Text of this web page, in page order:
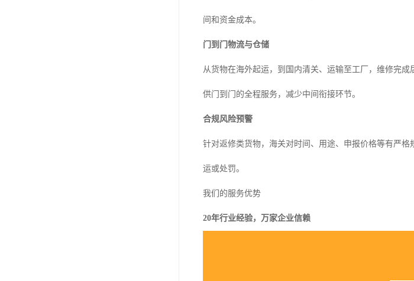
间和资金成本。
门到门物流与仓储
从货物在海外起运，到国内清关、运输至工厂，维修完
供门到门的全程服务，减少中间衔接环节。
合规风险预警
针对返修类货物，海关对时间、用途、申报价格等有严
运或处罚。
我们的服务优势
20年行业经验，万家企业信赖